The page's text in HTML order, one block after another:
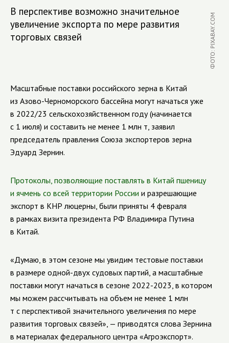
В перспективе возможно значительное
увеличение экспорта по мере развития
торговых связей
ФОТО: PIXABAY.COM
Масштабные поставки российского зерна в Китай
из Азово-Черноморского бассейна могут начаться уже
в 2022/23 сельскохозяйственном году (начинается
c 1 июля) и составить не менее 1 млн т, заявил
председатель правления Союза экспортеров зерна
Эдуард Зернин.
Протоколы, позволяющие поставлять в Китай пшеницу
и ячмень со всей территории России и разрешающие
экспорт в КНР люцерны, были приняты 4 февраля
в рамках визита президента РФ Владимира Путина
в Китай.
«Думаю, в этом сезоне мы увидим тестовые поставки
в размере одной-двух судовых партий, а масштабные
поставки могут начаться в сезоне 2022-2023, в котором
мы можем рассчитывать на объем не менее 1 млн
т с перспективой значительного увеличения по мере
развития торговых связей», — приводятся слова Зернина
в материалах федерального центра «Агроэкспорт».